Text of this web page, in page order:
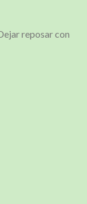
reposar con